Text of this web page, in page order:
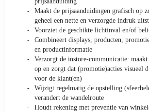
Maakt de prijsaanduidingen grafisch op
geheel een nette en verzorgde indruk
Voorziet de geschikte lichtinval en/of
Combineert displays, producten,
en productinformatie
Verzorgt de instore-communicatie: maakt
op en zorgt dat (promotie)acties visueel
voor de klant(en)
Wijzigt regelmatig de opstelling
verandert de wandelroute
Houdt rekening met preventie van